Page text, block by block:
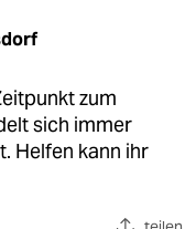
zum
sich immer
Helfen kann ihr